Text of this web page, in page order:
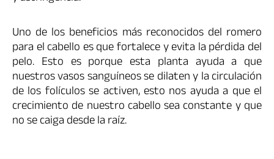
Uno de los beneficios más reconocidos del romero
para el cabello es que fortalece y evita la pérdida del
pelo. Esto es porque esta planta ayuda a que
nuestros vasos sanguíneos se dilaten y la circulación
de los folículos se activen, esto nos ayuda a que el
crecimiento de nuestro cabello sea constante y que
no se caiga desde la raíz.